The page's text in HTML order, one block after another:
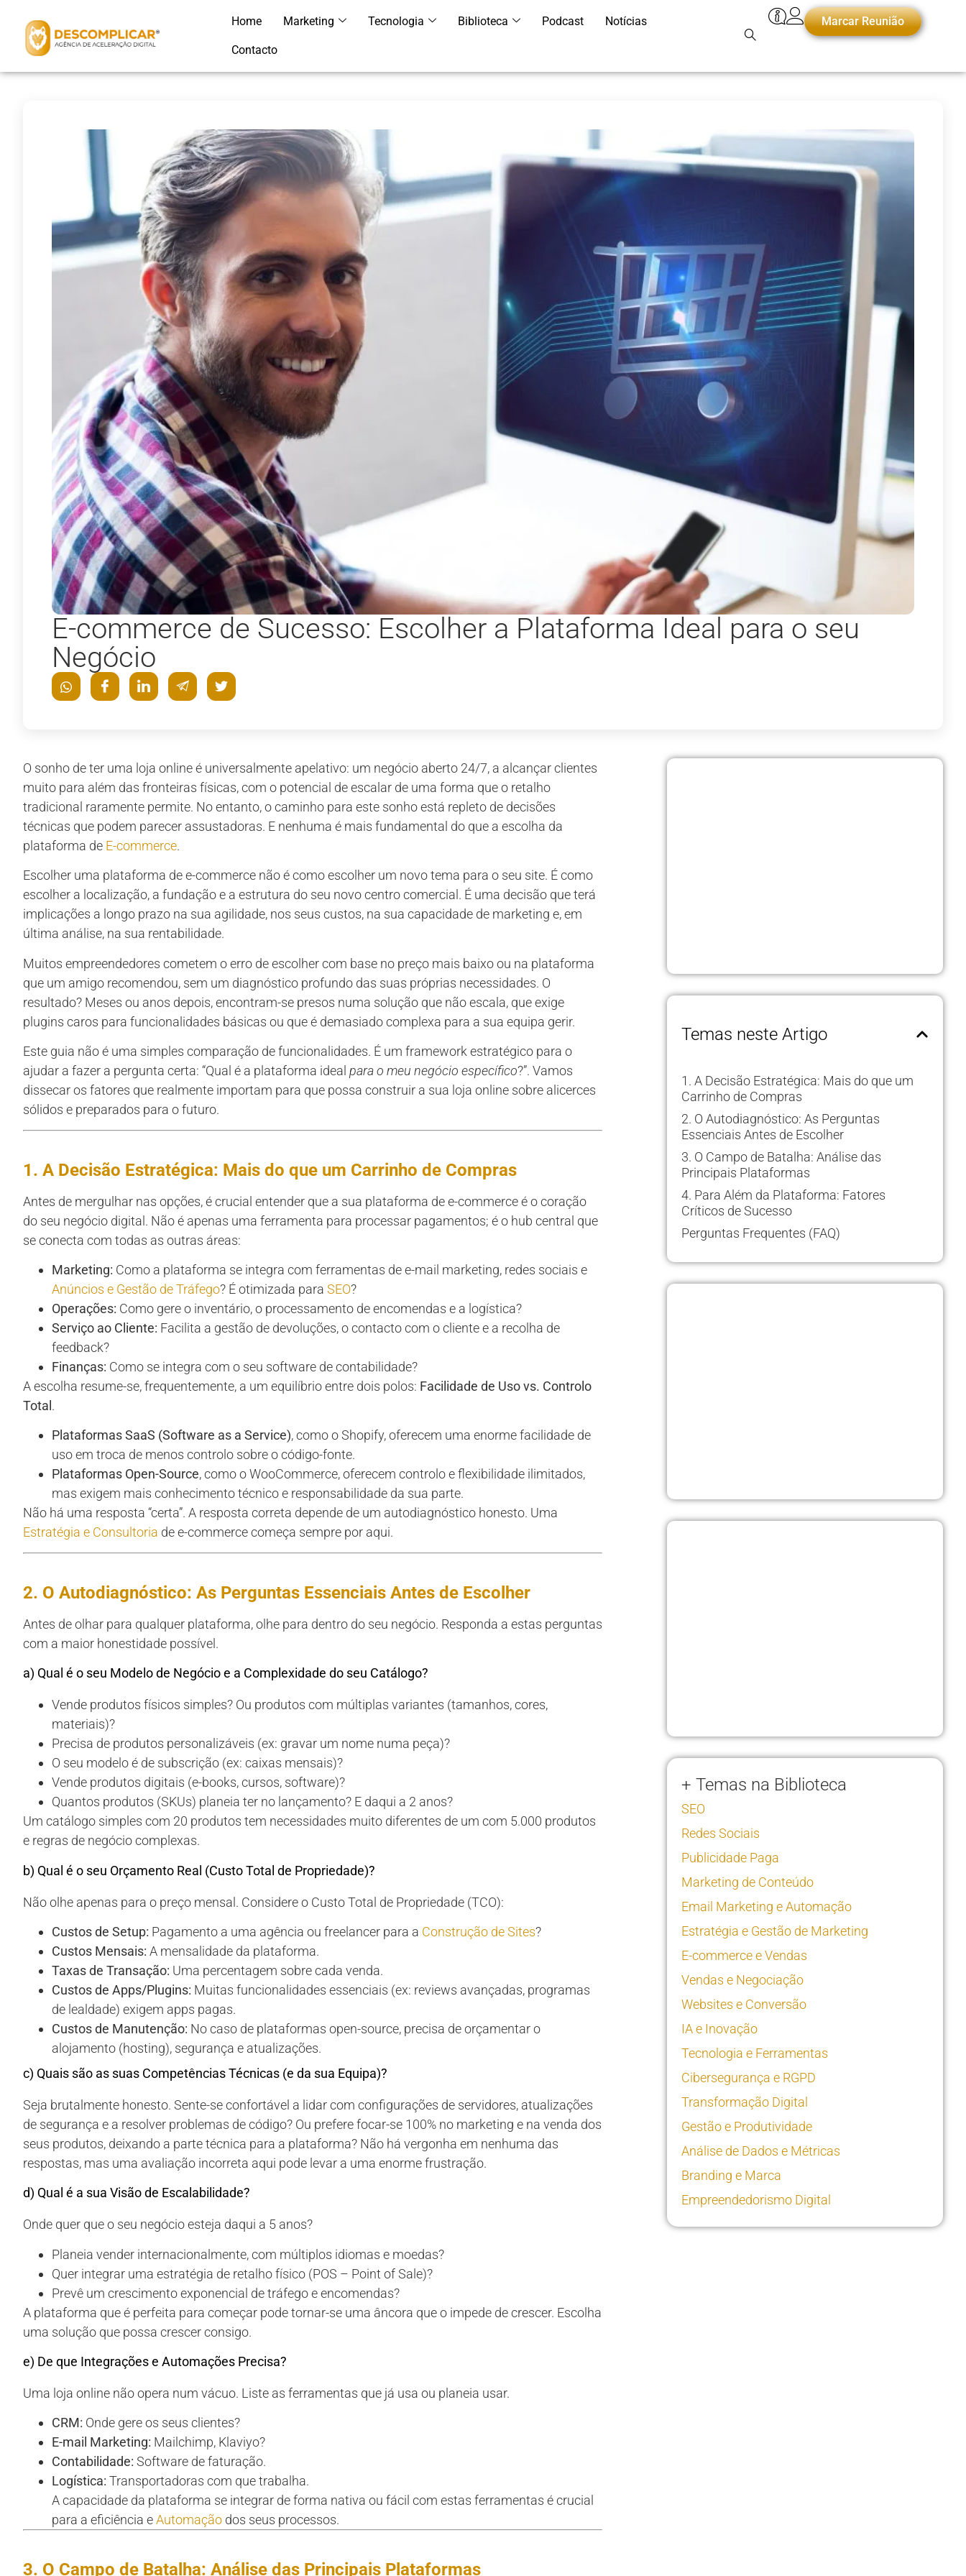
Home Marketing Tecnologia Biblioteca Podcast Notícias
Contacto
Marcar Reunião
E-commerce de Sucesso: Escolher a Plataforma Ideal para o seu
Negócio
O sonho de ter uma loja online é universalmente apelativo: um negócio aberto 24/7, a alcançar clientes
muito para além das fronteiras físicas, com o potencial de escalar de uma forma que o retalho
tradicional raramente permite. No entanto, o caminho para este sonho está repleto de decisões
técnicas que podem parecer assustadoras. E nenhuma é mais fundamental do que a escolha da
plataforma de E-commerce.
Escolher uma plataforma de e-commerce não é como escolher um novo tema para o seu site. É como
escolher a localização, a fundação e a estrutura do seu novo centro comercial. É uma decisão que terá
implicações a longo prazo na sua agilidade, nos seus custos, na sua capacidade de marketing e, em
última análise, na sua rentabilidade.
Muitos empreendedores cometem o erro de escolher com base no preço mais baixo ou na plataforma
que um amigo recomendou, sem um diagnóstico profundo das suas próprias necessidades. O
resultado? Meses ou anos depois, encontram-se presos numa solução que não escala, que exige
plugins caros para funcionalidades básicas ou que é demasiado complexa para a sua equipa gerir.
Este guia não é uma simples comparação de funcionalidades. É um framework estratégico para o
ajudar a fazer a pergunta certa: “Qual é a plataforma ideal para o meu negócio específico?”. Vamos
dissecar os fatores que realmente importam para que possa construir a sua loja online sobre alicerces
sólidos e preparados para o futuro.
1. A Decisão Estratégica: Mais do que um Carrinho de Compras
Antes de mergulhar nas opções, é crucial entender que a sua plataforma de e-commerce é o coração
do seu negócio digital. Não é apenas uma ferramenta para processar pagamentos; é o hub central que
se conecta com todas as outras áreas:
Marketing: Como a plataforma se integra com ferramentas de e-mail marketing, redes sociais e
Anúncios e Gestão de Tráfego? É otimizada para SEO?
Operações: Como gere o inventário, o processamento de encomendas e a logística?
Serviço ao Cliente: Facilita a gestão de devoluções, o contacto com o cliente e a recolha de
feedback?
Finanças: Como se integra com o seu software de contabilidade?
A escolha resume-se, frequentemente, a um equilíbrio entre dois polos: Facilidade de Uso vs. Controlo
Total .
Plataformas SaaS (Software as a Service), como o Shopify, oferecem uma enorme facilidade de
uso em troca de menos controlo sobre o código-fonte.
Plataformas Open-Source, como o WooCommerce, oferecem controlo e flexibilidade ilimitados,
mas exigem mais conhecimento técnico e responsabilidade da sua parte.
Não há uma resposta “certa”. A resposta correta depende de um autodiagnóstico honesto. Uma
Estratégia e Consultoria de e-commerce começa sempre por aqui.
2. O Autodiagnóstico: As Perguntas Essenciais Antes de Escolher
Antes de olhar para qualquer plataforma, olhe para dentro do seu negócio. Responda a estas perguntas
com a maior honestidade possível.
a) Qual é o seu Modelo de Negócio e a Complexidade do seu Catálogo?
Vende produtos físicos simples? Ou produtos com múltiplas variantes (tamanhos, cores,
materiais)?
Precisa de produtos personalizáveis (ex: gravar um nome numa peça)?
O seu modelo é de subscrição (ex: caixas mensais)?
Vende produtos digitais (e-books, cursos, software)?
Quantos produtos (SKUs) planeia ter no lançamento? E daqui a 2 anos?
Um catálogo simples com 20 produtos tem necessidades muito diferentes de um com 5.000 produtos
e regras de negócio complexas.
b) Qual é o seu Orçamento Real (Custo Total de Propriedade)?
Não olhe apenas para o preço mensal. Considere o Custo Total de Propriedade (TCO):
Custos de Setup: Pagamento a uma agência ou freelancer para a Construção de Sites?
Custos Mensais: A mensalidade da plataforma.
Taxas de Transação: Uma percentagem sobre cada venda.
Custos de Apps/Plugins: Muitas funcionalidades essenciais (ex: reviews avançadas, programas
de lealdade) exigem apps pagas.
Custos de Manutenção: No caso de plataformas open-source, precisa de orçamentar o
alojamento (hosting), segurança e atualizações.
c) Quais são as suas Competências Técnicas (e da sua Equipa)?
Seja brutalmente honesto. Sente-se confortável a lidar com configurações de servidores, atualizações
de segurança e a resolver problemas de código? Ou prefere focar-se 100% no marketing e na venda dos
seus produtos, deixando a parte técnica para a plataforma? Não há vergonha em nenhuma das
respostas, mas uma avaliação incorreta aqui pode levar a uma enorme frustração.
d) Qual é a sua Visão de Escalabilidade?
Onde quer que o seu negócio esteja daqui a 5 anos?
Planeia vender internacionalmente, com múltiplos idiomas e moedas?
Quer integrar uma estratégia de retalho físico (POS – Point of Sale)?
Prevê um crescimento exponencial de tráfego e encomendas?
A plataforma que é perfeita para começar pode tornar-se uma âncora que o impede de crescer. Escolha
uma solução que possa crescer consigo.
e) De que Integrações e Automações Precisa?
Uma loja online não opera num vácuo. Liste as ferramentas que já usa ou planeia usar.
CRM: Onde gere os seus clientes?
E-mail Marketing: Mailchimp, Klaviyo?
Contabilidade: Software de faturação.
Logística: Transportadoras com que trabalha.
A capacidade da plataforma se integrar de forma nativa ou fácil com estas ferramentas é crucial
para a eficiência eAutomação dos seus processos.
3. O Campo de Batalha: Análise das Principais Plataformas
Temas neste Artigo
1. A Decisão Estratégica: Mais do que um
Carrinho de Compras
2. O Autodiagnóstico: As Perguntas
Essenciais Antes de Escolher
3. O Campo de Batalha: Análise das
Principais Plataformas
4. Para Além da Plataforma: Fatores
Críticos de Sucesso
Perguntas Frequentes (FAQ)
+ Temas na Biblioteca
SEO
Redes Sociais
Publicidade Paga
Marketing de Conteúdo
Email Marketing e Automação
Estratégia e Gestão de Marketing
E-commerce e Vendas
Vendas e Negociação
Websites e Conversão
IA e Inovação
Tecnologia e Ferramentas
Cibersegurança e RGPD
Transformação Digital
Gestão e Produtividade
Análise de Dados e Métricas
Branding e Marca
Empreendedorismo Digital